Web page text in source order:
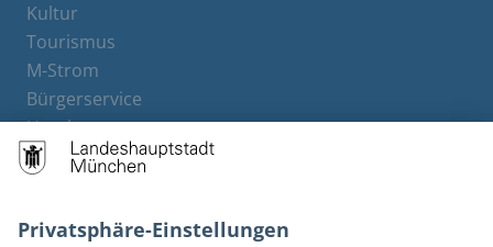
Kultur
Tourismus
M-Strom
Bürgerservice
Hotels